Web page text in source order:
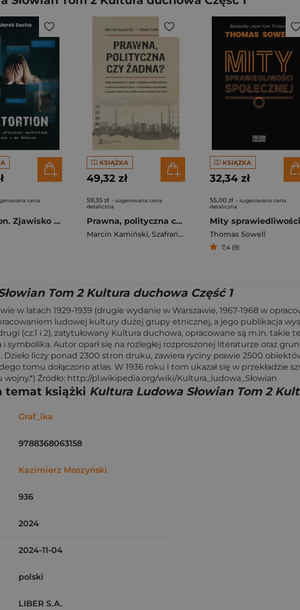
cena
Sextortion. Zjawisko i przyczyny sextortion w Polsce i na świecie
KSIĄŻKA
49,32 zł
59,35 zł - sugerowana cena
detaliczna
Prawna, polityczna czy żadna? Odpowiedzialność w spółce z udziałem Skarbu Państwa w sektorze energetycznym – rozważania na przykładzie cen paliw ciekłychna polskim rynku w latach 2022–2023
Marcin Kamiński, Szafrański Adam
KSIĄŻKA
32,34 zł
55,00 zł - sugerowana cena
detaliczna
Thomas Sowell
7,4 (9)
Tom 2 Kultura duchowa Część 1
w latach 1929-1939 (drugie wydanie w Warszawie, 1967-1968 w
ludowej kultury dużej grupy etnicznej, a jego publikacja
(cz.1 i 2), zatytułowany Kultura duchowa, opracowane są m.in. takie
symbolika. Autor oparł się na rozległej rozproszonej literaturze oraz
Dzieło liczy ponad 2300 stron druku, zawiera ryciny prawie 2500
tomu dołączono atlas. W 1936 roku I tom ukazał się w przekładzie
Źródło: http://pl.wikipedia.org/wiki/Kultura_ludowa_Słowian
temat książki Kultura Ludowa Słowian Tom 2
Graf_ika
9788368063158
Kazimierz Moszyński
936
2024
2024-11-04
polski
LIBER S.A.